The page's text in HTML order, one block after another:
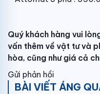
Quý khách hàng vui
vấn thêm về vật tư và
hòa, cũng như giá cả
Gửi phản hồi
BÀI VIẾT ÁNG